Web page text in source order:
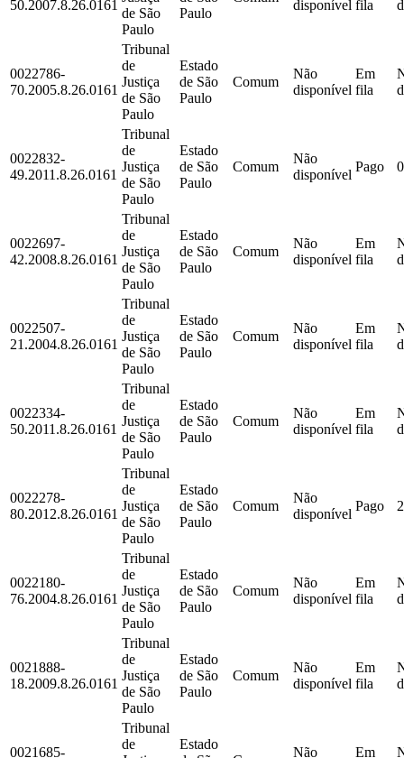
50.2007.8.26.0161
de São
Paulo
Paulo
disponível fila
0022786-
70.2005.8.26.0161
Tribunal
de
Justiça
de São
Paulo
Estado
de São
Paulo
Comum
Não
disponível
Em
fila
0022832-
49.2011.8.26.0161
Tribunal
de
Justiça
de São
Paulo
Estado
de São
Paulo
Comum
Não
disponível
Pago
0022697-
42.2008.8.26.0161
Tribunal
de
Justiça
de São
Paulo
Estado
de São
Paulo
Comum
Não
disponível
Em
fila
0022507-
21.2004.8.26.0161
Tribunal
de
Justiça
de São
Paulo
Estado
de São
Paulo
Comum
Não
disponível
Em
fila
0022334-
50.2011.8.26.0161
Tribunal
de
Justiça
de São
Paulo
Estado
de São
Paulo
Comum
Não
disponível
Em
fila
0022278-
80.2012.8.26.0161
Tribunal
de
Justiça
de São
Paulo
Estado
de São
Paulo
Comum
Não
disponível
Pago
0022180-
76.2004.8.26.0161
Tribunal
de
Justiça
de São
Paulo
Estado
de São
Paulo
Comum
Não
disponível
Em
fila
0021888-
18.2009.8.26.0161
Tribunal
de
Justiça
de São
Paulo
Estado
de São
Paulo
Comum
Não
disponível
Em
fila
0021685-
Tribunal
de
Estado
Não Em